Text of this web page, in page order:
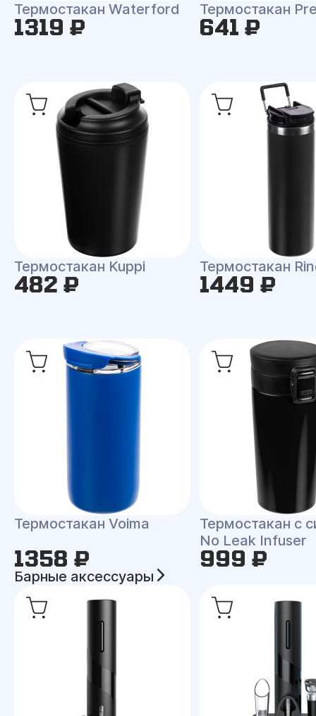
Термостакан Waterford
1319 ₽
Термостакан
641 ₽
Термостакан Kuppi
482 ₽
Термостакан
1449 ₽
Термостакан Voima
1358 ₽
Термостакан с
No Leak Infuser
999 ₽
Барные аксессуары